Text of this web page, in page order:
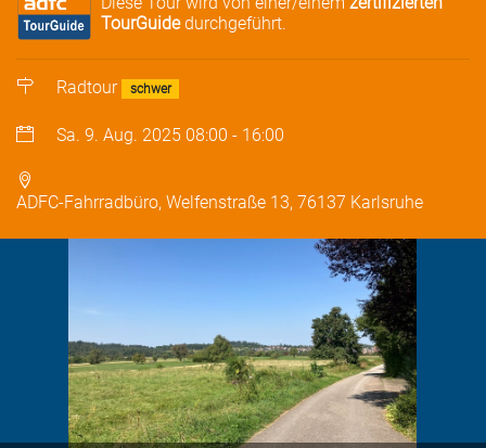
TourGuidedurchgeführt.
Radtour schwer
Sa. 9. Aug. 2025 08:00 - 16:00
ADFC-Fahrradbüro, Welfenstraße 13, 76137 Karlsruhe